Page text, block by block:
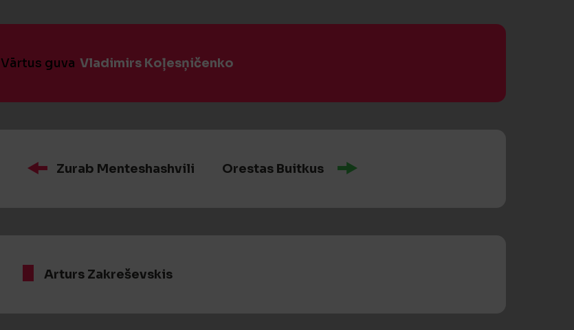
Vārtus guva Vladimirs Koļesņičenko
Zurab Menteshashvili Orestas Buitkus
Arturs Zakreševskis